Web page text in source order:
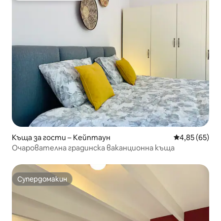
Къща за гости – Кейптаун Средна
4,85 (65)
Очарователна градинска ваканционна къща
Супердомакин
Супердомакин